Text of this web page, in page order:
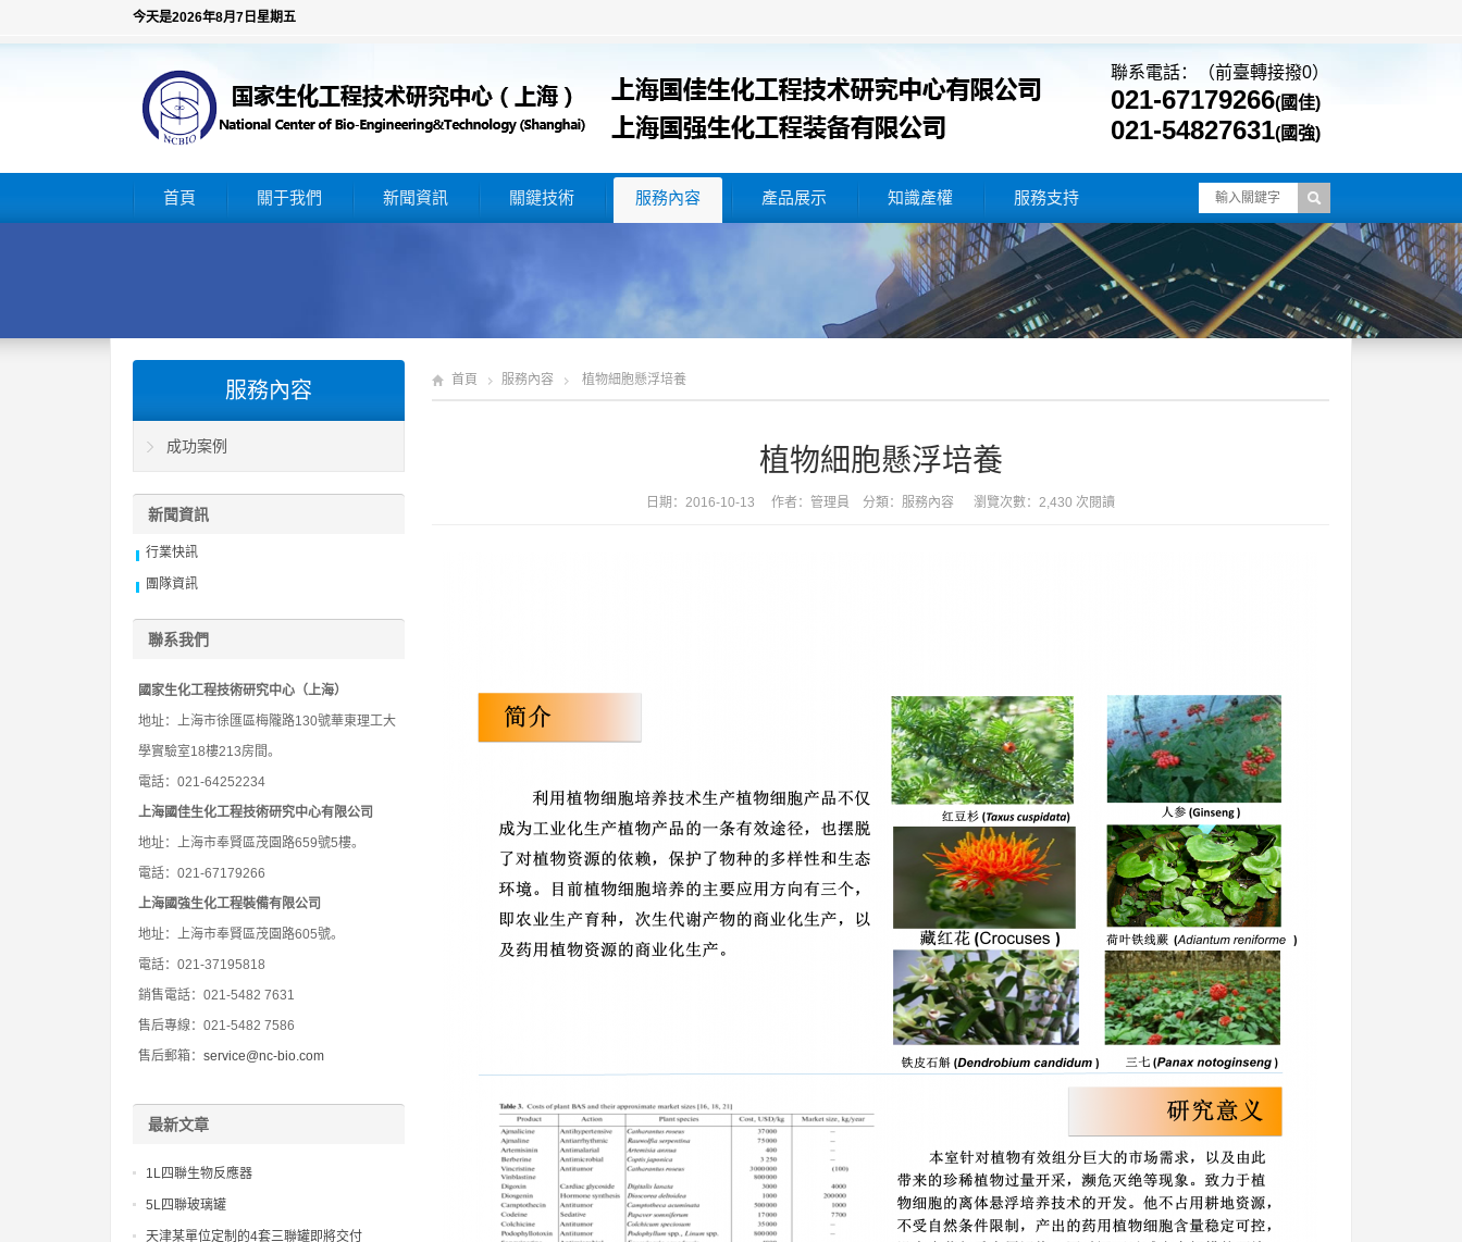
今天是2026年8月7日星期五
聯系電話：（前臺轉接撥0）
021-67179266(國佳)
021-54827631(國強)
首頁 關于我們 新聞資訊 關鍵技術 服務內容 產品展示 知識產權 服務支持
首頁 服務內容 植物細胞懸浮培養
植物細胞懸浮培養
日期：2016-10-13 作者：管理員 分類： 服務內容 瀏覽次數：2,430 次閱讀
服務內容
成功案例
新聞資訊
行業快訊
團隊資訊
聯系我們
國家生化工程技術研究中心（上海）
地址：上海市徐匯區梅隴路130號華東理工大
學實驗室18樓213房間。
電話：021-64252234
上海國佳生化工程技術研究中心有限公司
地址：上海市奉賢區茂園路659號5樓。
電話：021-67179266
上海國強生化工程裝備有限公司
地址：上海市奉賢區茂園路605號。
電話：021-37195818
銷售電話：021-5482 7631
售后專線：021-5482 7586
售后郵箱： service@nc-bio.com
最新文章
1L四聯生物反應器
5L四聯玻璃罐
天津某單位定制的4套三聯罐即將交付